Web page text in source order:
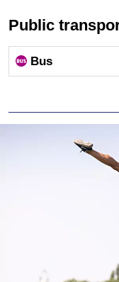
Public
Bus